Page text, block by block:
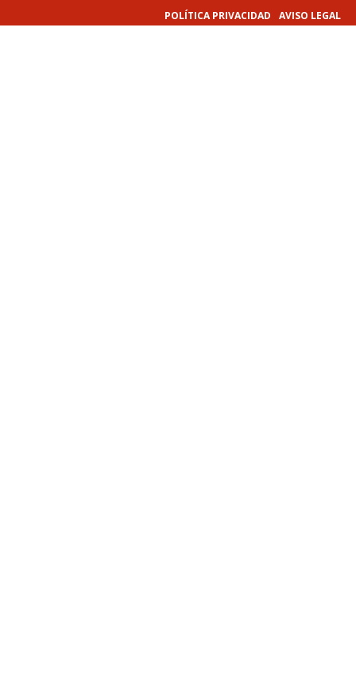
POLÍTICA PRIVACIDAD AVISO LEGAL